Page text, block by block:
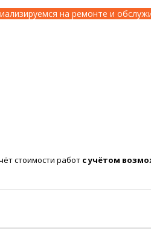
на ремонте и
стоимости работ с учётом